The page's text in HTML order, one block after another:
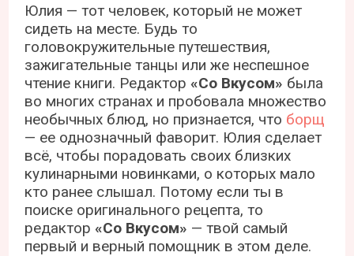
Юлия — тот человек, который не может
сидеть на месте. Будь то
головокружительные путешествия,
зажигательные танцы или же неспешное
чтение книги. Редактор«Со Вкусом» была
во многих странах и пробовала множество
необычных блюд, но признается, что борщ
— ее однозначный фаворит. Юлия сделает
всё, чтобы порадовать своих близких
кулинарными новинками, о которых мало
кто ранее слышал. Потому если ты в
поиске оригинального рецепта, то
редактор«Со Вкусом» — твой самый
первый и верный помощник в этом деле.